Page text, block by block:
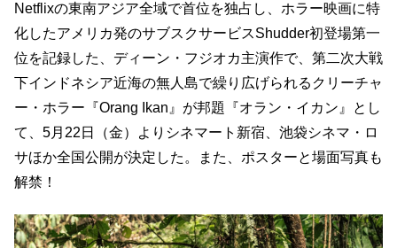
Netflixの東南アジア全域で首位を独占し、ホラー映画に特
化したアメリカ発のサブスクサービスShudder初登場第一
位を記録した、ディーン・フジオカ主演作で、第二次大戦
下インドネシア近海の無人島で繰り広げられるクリーチャ
ー・ホラー『Orang Ikan』が邦題『オラン・イカン』とし
て、5月22日（金）よりシネマート新宿、池袋シネマ・ロ
サほか全国公開が決定した。また、ポスターと場面写真も
解禁！